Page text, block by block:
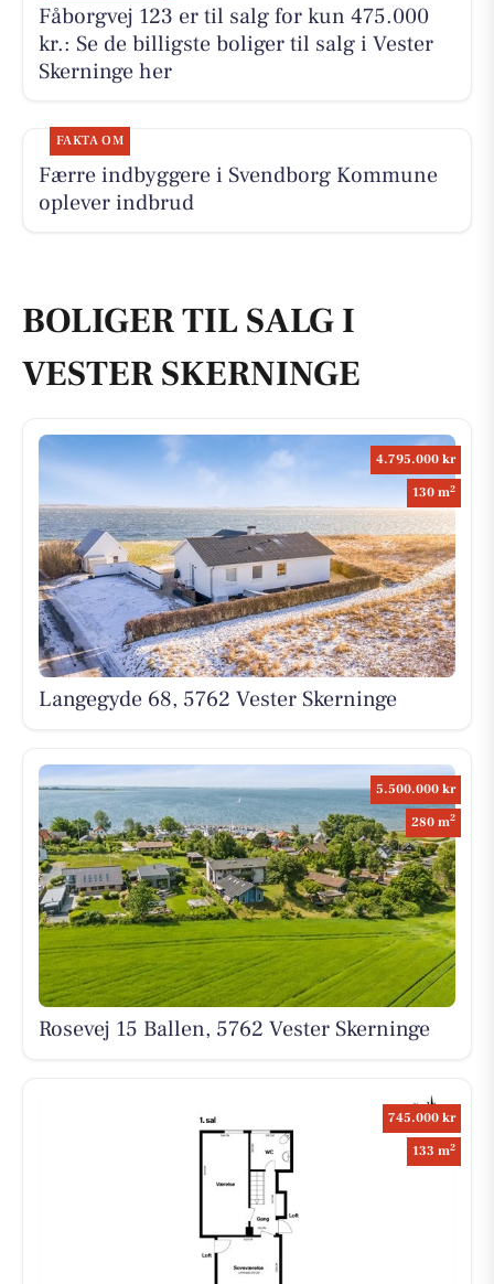
Fåborgvej 123 er til salg for kun 475.000
kr.: Se de billigste boliger til salg i Vester
Skerninge her
FAKTA OM
Færre indbyggere i Svendborg Kommune
oplever indbrud
BOLIGER TIL SALG I
VESTER SKERNINGE
4.795.000 kr
130 m2
Langegyde 68, 5762 Vester Skerninge
5.500.000 kr
280 m2
Rosevej 15 Ballen, 5762 Vester Skerninge
745.000 kr
133 m2